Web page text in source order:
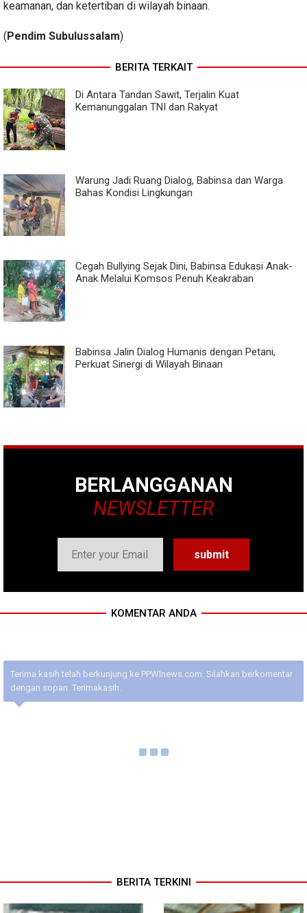
keamanan, dan ketertiban di wilayah binaan.
(Pendim Subulussalam)
BERITA TERKAIT
Di Antara Tandan Sawit, Terjalin Kuat
Kemanunggalan TNI dan Rakyat
Warung Jadi Ruang Dialog, Babinsa dan Warga
Bahas Kondisi Lingkungan
Cegah Bullying Sejak Dini, Babinsa Edukasi Anak-
Anak Melalui Komsos Penuh Keakraban
Babinsa Jalin Dialog Humanis dengan Petani,
Perkuat Sinergi di Wilayah Binaan
BERLANGGANAN
NEWSLETTER
KOMENTAR ANDA
Terima kasih telah berkunjung ke PPWInews.com. Silahkan berkomentar
dengan sopan. Terimakasih.
BERITA TERKINI